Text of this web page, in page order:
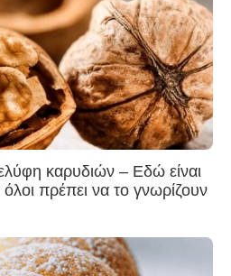
καρυδιών – Εδώ είναι
πρέπει να το γνωρίζουν